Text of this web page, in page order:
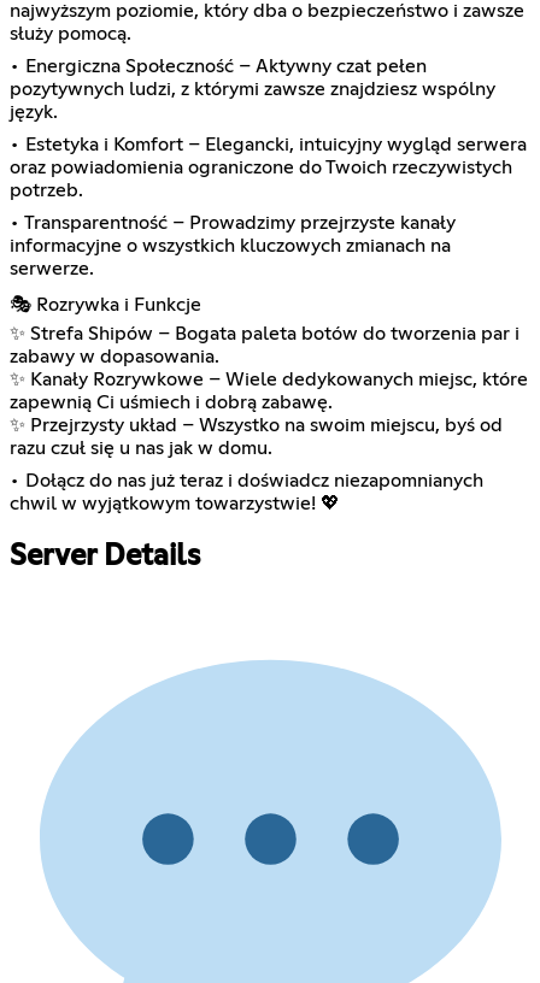
najwyższym poziomie, który dba o bezpieczeństwo i zawsze
służy pomocą.
• Energiczna Społeczność – Aktywny czat pełen
pozytywnych ludzi, z którymi zawsze znajdziesz wspólny
język.
• Estetyka i Komfort – Elegancki, intuicyjny wygląd serwera
oraz powiadomienia ograniczone do Twoich rzeczywistych
potrzeb.
• Transparentność – Prowadzimy przejrzyste kanały
informacyjne o wszystkich kluczowych zmianach na
serwerze.
🎭 Rozrywka i Funkcje
✨ Strefa Shipów – Bogata paleta botów do tworzenia par i
zabawy w dopasowania.
✨ Kanały Rozrywkowe – Wiele dedykowanych miejsc, które
zapewnią Ci uśmiech i dobrą zabawę.
✨ Przejrzysty układ – Wszystko na swoim miejscu, byś od
razu czuł się u nas jak w domu.
• Dołącz do nas już teraz i doświadcz niezapomnianych
chwil w wyjątkowym towarzystwie! 💖
Server Details